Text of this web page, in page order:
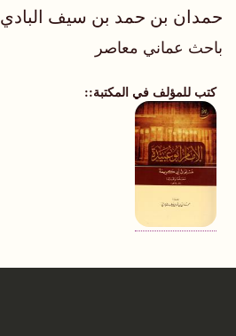
حمدان بن حمد بن سيف البادي
باحث عماني معاصر
كتب للمؤلف في المكتبة: